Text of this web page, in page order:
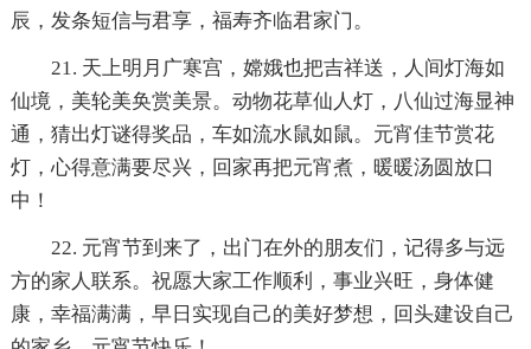
辰，发条短信与君享，福寿齐临君家门。
21. 天上明月广寒宫，嫦娥也把吉祥送，人间灯海如
仙境，美轮美奂赏美景。动物花草仙人灯，八仙过海显神
通，猜出灯谜得奖品，车如流水鼠如鼠。元宵佳节赏花
灯，心得意满要尽兴，回家再把元宵煮，暖暖汤圆放口
中！
22. 元宵节到来了，出门在外的朋友们，记得多与远
方的家人联系。祝愿大家工作顺利，事业兴旺，身体健
康，幸福满满，早日实现自己的美好梦想，回头建设自己